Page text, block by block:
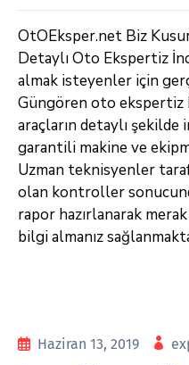
OtOEksper.net Biz
Detaylı Oto Ekspertiz
almak isteyenler için
Güngören oto ekspertiz
araçların detaylı
garantili makine ve
Uzman teknisyenler
olan kontroller
rapor hazırlanarak
bilgi almanız
Haziran 13, 2019